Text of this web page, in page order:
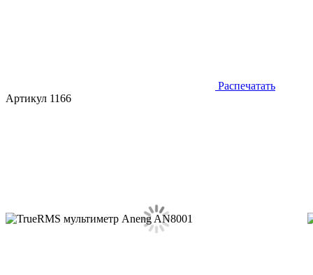
Распечатать
Артикул 1166